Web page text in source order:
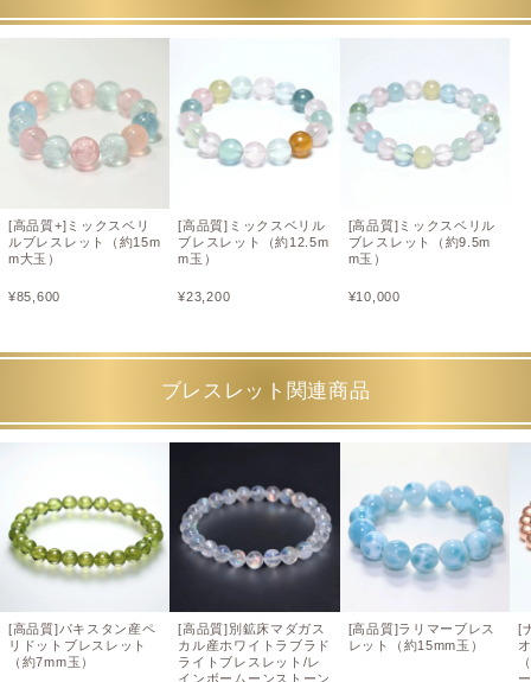
[高品質+]ミックスベリ
ルブレスレット（約15m
m大玉）
¥85,600
[高品質]ミックスベリル
ブレスレット（約12.5m
m玉）
¥23,200
[高品質]ミックスベリル
ブレスレット（約9.5m
m玉）
¥10,000
ブレスレット関連商品
[高品質]パキスタン産ペ
リドットブレスレット
（約7mm玉）
[高品質]別鉱床マダガス
カル産ホワイトラブラド
ライトブレスレット/レ
インボームーンストーン
[高品質]ラリマーブレス
レット（約15mm玉）
[